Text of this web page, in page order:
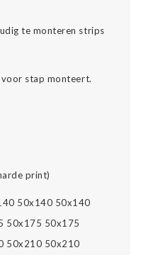
te monteren strips
stap monteert.
print)
50x140 50x140
50x175 50x175
50x210 50x210